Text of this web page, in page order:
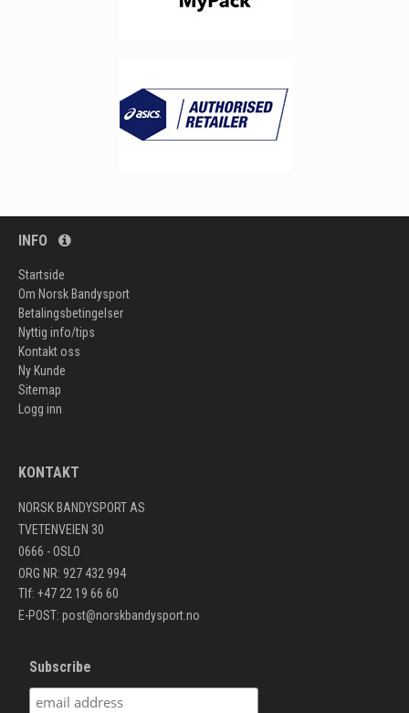
INFO
Startside
Om Norsk Bandysport
Betalingsbetingelser
Nyttig info/tips
Kontakt oss
Ny Kunde
Sitemap
Logg inn
KONTAKT
NORSK BANDYSPORT AS
TVETENVEIEN 30
0666 - OSLO
ORG NR: 927 432 994
Tlf: +47 22 19 66 60
E-POST: post@norskbandysport.no
Subscribe